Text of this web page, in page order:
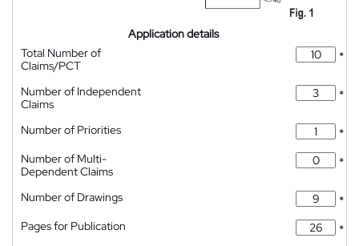
Application details
Total Number of
Claims/PCT
*
Number of Independent
Claims
*
Number of Priorities
*
Number of Multi-
Dependent Claims
*
Number of Drawings
*
Pages for Publication
*